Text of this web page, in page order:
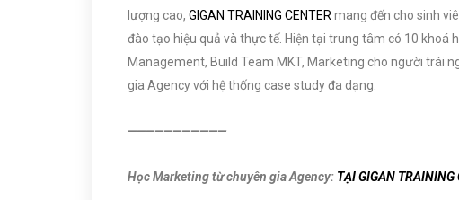
lượng cao, GIGAN TRAINING CENTER mang đến cho sinh
đào tạo hiệu quả và thực tế. Hiện tại trung tâm có 10 khoá
Management, Build Team MKT, Marketing cho người trái
gia Agency với hệ thống case study đa dạng.
———————————
Học Marketing từ chuyên gia Agency: TẠI GIGAN TRAINING